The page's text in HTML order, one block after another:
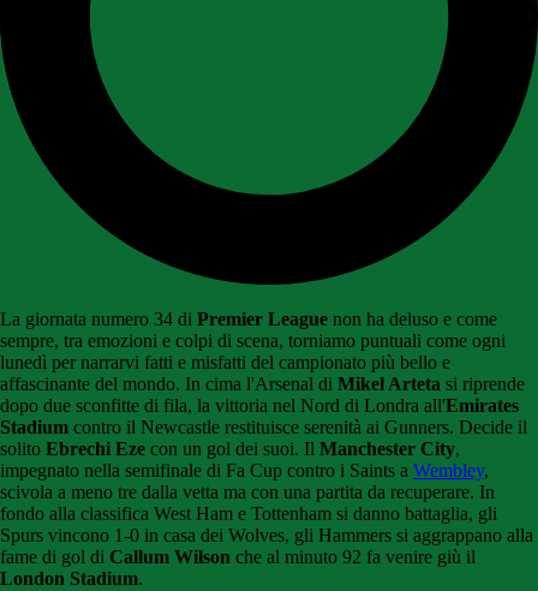
La giornata numero 34 di Premier League non ha deluso e come
sempre, tra emozioni e colpi di scena, torniamo puntuali come ogni
lunedì per narrarvi fatti e misfatti del campionato più bello e
affascinante del mondo. In cima l'Arsenal di Mikel Arteta si riprende
dopo due sconfitte di fila, la vittoria nel Nord di Londra all'Emirates
Stadium contro il Newcastle restituisce serenità ai Gunners. Decide il
solito Ebrechi Eze con un gol dei suoi. Il Manchester City,
impegnato nella semifinale di Fa Cup contro i Saints a Wembley,
scivola a meno tre dalla vetta ma con una partita da recuperare. In
fondo alla classifica West Ham e Tottenham si danno battaglia, gli
Spurs vincono 1-0 in casa dei Wolves, gli Hammers si aggrappano alla
fame di gol di Callum Wilson che al minuto 92 fa venire giù il
London Stadium.